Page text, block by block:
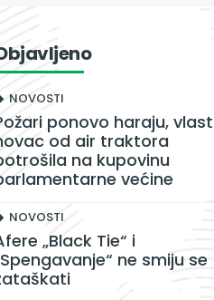
NOVOSTI
ponovo haraju, vlast
od air traktora
na kupovinu
većine
NOVOSTI
„Black Tie“ i
ne smiju se